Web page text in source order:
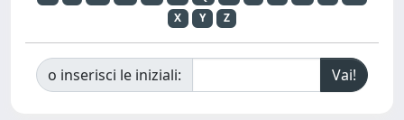
X
Y Z
o inserisci le iniziali: